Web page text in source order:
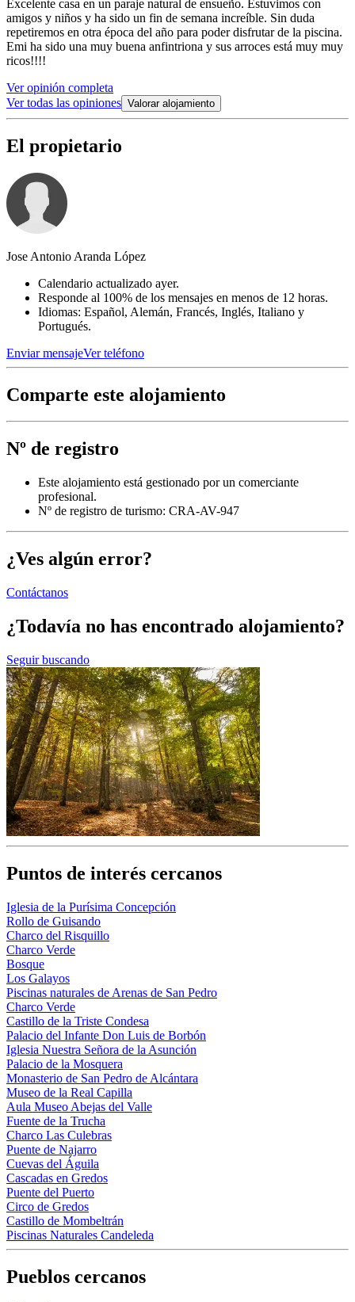
Excelente casa en un paraje natural de ensueño. Estuvimos con
amigos y niños y ha sido un fin de semana increíble. Sin duda
repetiremos en otra época del año para poder disfrutar de la piscina.
Emi ha sido una muy buena anfintriona y sus arroces está muy muy
ricos!!!!
Ver opinión completa
Ver todas las opiniones Valorar alojamiento
El propietario
Jose Antonio Aranda López
Calendario actualizado ayer.
Responde al 100% de los mensajes en menos de 12 horas.
Idiomas: Español, Alemán, Francés, Inglés, Italiano y
Portugués.
Enviar mensajeVer teléfono
Comparte este alojamiento
Nº de registro
Este alojamiento está gestionado por un comerciante
profesional.
Nº de registro de turismo: CRA-AV-947
¿Ves algún error?
Contáctanos
¿Todavía no has encontrado alojamiento?
Seguir buscando
Puntos de interés cercanos
Iglesia de la Purísima Concepción
Rollo de Guisando
Charco del Risquillo
Charco Verde
Bosque
Los Galayos
Piscinas naturales de Arenas de San Pedro
Charco Verde
Castillo de la Triste Condesa
Palacio del Infante Don Luis de Borbón
Iglesia Nuestra Señora de la Asunción
Palacio de la Mosquera
Monasterio de San Pedro de Alcántara
Museo de la Real Capilla
Aula Museo Abejas del Valle
Fuente de la Trucha
Charco Las Culebras
Puente de Najarro
Cuevas del Águila
Cascadas en Gredos
Puente del Puerto
Circo de Gredos
Castillo de Mombeltrán
Piscinas Naturales Candeleda
Pueblos cercanos